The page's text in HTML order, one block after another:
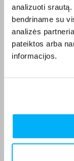
analizuoti
bendriname su
analizės
pateiktos arba
informacijos.
Diana B.
Greitai gauta prekė
Karolis K.